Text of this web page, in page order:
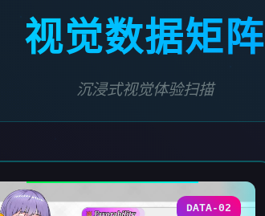
视觉数据矩阵
沉浸式视觉体验扫描
DATA-02